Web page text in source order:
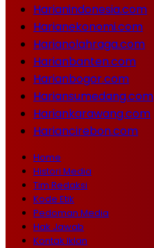
Harianindonesia.com
Harianekonomi.com
Harianolahraga.com
Harianbanten.com
Harianbogor.com
Hariansumedang.com
Hariankarawang.com
Hariancirebon.com
Home
Histori Media
Tim Redaksi
Kode Etik
Pedoman Media
Hak Jawab
Kontak Iklan